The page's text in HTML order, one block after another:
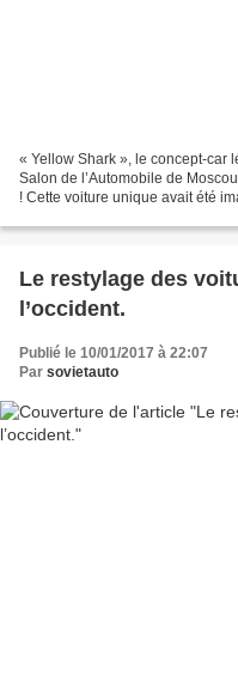
« Yellow Shark », le concept-car
Salon de l’Automobile de
! Cette voiture unique avait été
Le restylage des
l’occident.
Publié le 10/01/2017 à 22:07
Par sovietauto